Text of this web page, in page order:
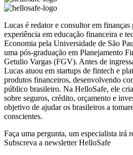
Lucas é redator e consultor em finanças
experiência em educação financeira e
Economia pela Universidade de São
uma pós-graduação em Planejamento
Getulio Vargas (FGV). Antes de
Lucas atuou em startups de fintech e
produtos financeiros, desenvolvendo
público brasileiro. Na HelloSafe, ele
sobre seguros, crédito, orçamento e
objetivo de ajudar os brasileiros a
conscientes.
Faça uma pergunta, um especialista irá
Subscreva a newsletter HelloSafe